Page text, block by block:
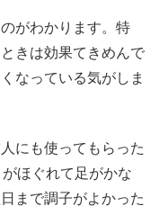
がわかります。特
きは効果てきめんで
なっている気がしま
にも使ってもらった
ほぐれて足がかな
まで調子がよかった